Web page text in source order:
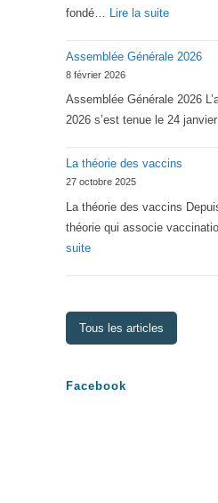
fondé… Lire la suite:
2026
Lorraine
Assemblée Générale 2026
8 février 2026
Assemblée Générale 2026
2026 s’est tenue le 24
La théorie des vaccins
27 octobre 2025
La théorie des vaccins
théorie qui associe
suite:
des
vaccins
Tous les articles
Facebook